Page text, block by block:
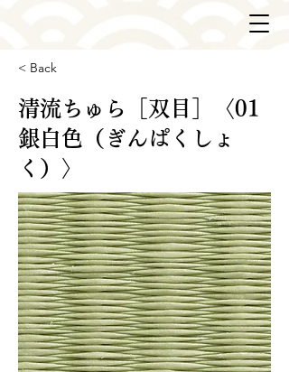
< Back
清流ちゅら［双目］〈01
銀白色（ぎんぱくしょ
く）〉